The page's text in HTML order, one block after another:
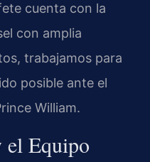
cuenta con la
con amplia
trabajamos para
posible ante el
William.
el Equipo